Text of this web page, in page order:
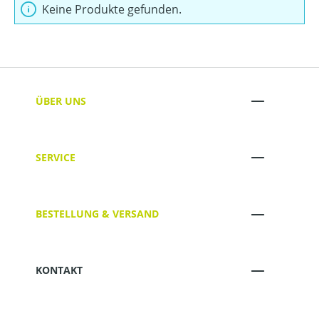
Keine Produkte gefunden.
ÜBER UNS
SERVICE
BESTELLUNG & VERSAND
KONTAKT